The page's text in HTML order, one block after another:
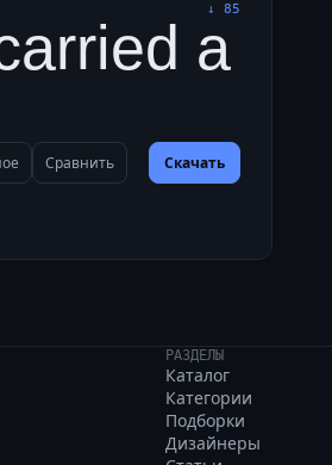
↓85
a
Сравнить Скачать
РАЗДЕЛЫ
Каталог
Категории
Подборки
Дизайнеры